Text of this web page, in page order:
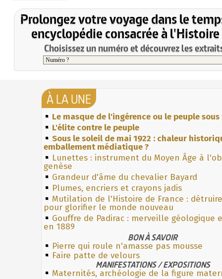
Prolongez votre voyage dans le
encyclopédie consacrée à l'Histoire
Choisissez un numéro et découvrez les
À LA UNE
Le masque de l'ingérence ou le peuple
L'élite contre le peuple
Sous le soleil de mai 1922 : chaleur
emballement médiatique ?
Lunettes : instrument du Moyen Âge à
genèse
Grandeur d'âme du chevalier Bayard
Plumes, encriers et crayons jadis
Mutilation de l'Histoire de France :
pour glorifier le monde nouveau
Gouffre de Padirac : merveille géologique
en 1889
BON À SAVOIR
Pierre qui roule n'amasse pas mousse
Faire patte de velours
MANIFESTATIONS / EXPOSITIONS
Maternités, archéologie de la figure